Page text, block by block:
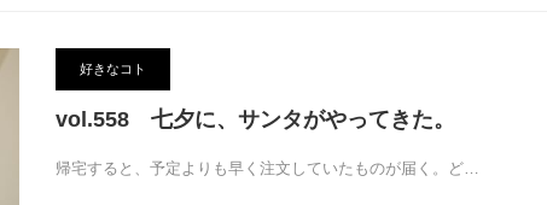
好きなコト
vol.558 七夕に、サンタがやってきた。
帰宅すると、予定よりも早く注文していたものが届く。ど…